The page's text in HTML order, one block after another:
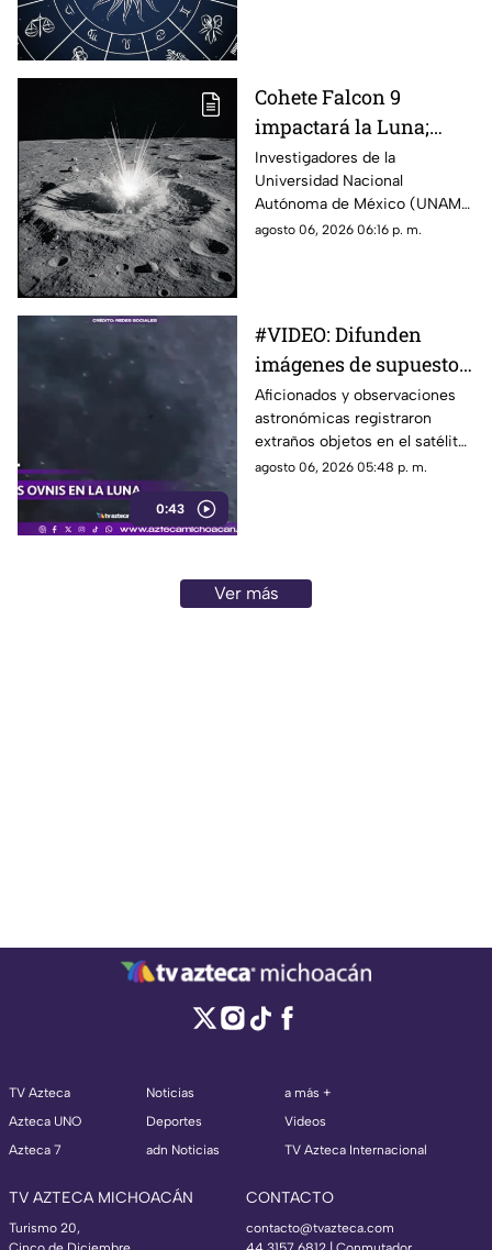
aprovechar la energía de la
jornada.
Cohete Falcon 9
impactará la Luna;
UNAM descarta riesgos
para la Tierra
Investigadores de la
Universidad Nacional
Autónoma de México (UNAM)
informaron que la etapa
no representa ningún riesgo
para la población ni para el
planeta.
agosto 06, 2026 06:16 p. m.
0:43
#VIDEO: Difunden
imágenes de supuestos
OVNIs cerca de la Luna.
Aficionados y observaciones
astronómicas registraron
extraños objetos en el satélite
natural. Las imágenes causan
agosto 06, 2026 05:48 p. m.
Ver más
TV Azteca
Azteca UNO
Azteca 7
Noticias
Deportes
adn Noticias
a más +
Videos
TV Azteca Internacional
TV AZTECA MICHOACÁN
Turismo 20,
CONTACTO
contacto@tvazteca.com